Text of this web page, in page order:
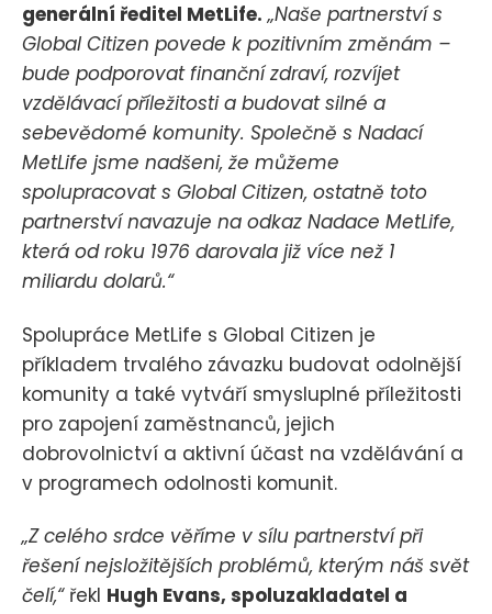
generální ředitel MetLife. „Naše partnerství s
Global Citizen povede k pozitivním změnám –
bude podporovat finanční zdraví, rozvíjet
vzdělávací příležitosti a budovat silné a
sebevědomé komunity. Společně s Nadací
MetLife jsme nadšeni, že můžeme
spolupracovat s Global Citizen, ostatně toto
partnerství navazuje na odkaz Nadace MetLife,
která od roku 1976 darovala již více než 1
miliardu dolarů.“
Spolupráce MetLife s Global Citizen je
příkladem trvalého závazku budovat odolnější
komunity a také vytváří smysluplné příležitosti
pro zapojení zaměstnanců, jejich
dobrovolnictví a aktivní účast na vzdělávání a
v programech odolnosti komunit.
„Z celého srdce věříme v sílu partnerství při
řešení nejsložitějších problémů, kterým náš svět
čelí,“řekl Hugh Evans, spoluzakladatel a